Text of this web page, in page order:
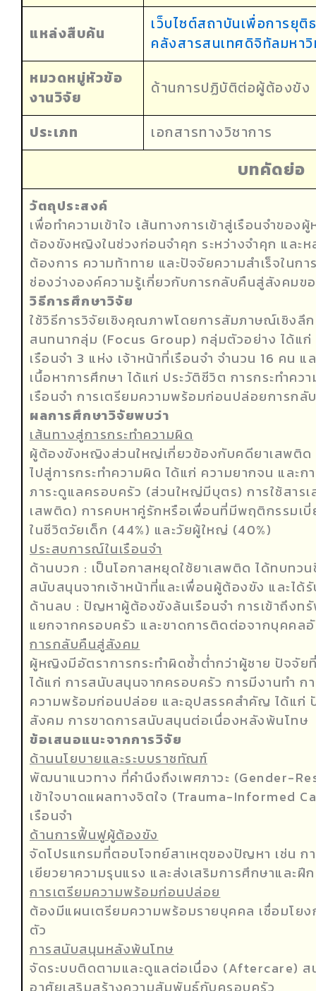
แหล่งสืบค้น
เว็บไซต์สถาบันเพื่อการยุติ
คลังสารสนเทศดิจิทัลมหาวิ
หมวดหมู่หัวข้อ
งานวิจัย
ด้านการปฏิบัติต่อผู้ต้องขัง
ประเภท เอกสารทางวิชาการ
บทคัดย่อ
วัตถุประสงค์
เพื่อทำความเข้าใจ เส้นทางการเข้าสู่เรือนจำข
ต้องขังหญิงในช่วงก่อนจำคุก ระหว่างจำคุก และ
ต้องการ ความท้าทาย และปัจจัยความสำเร็จในก
ช่องว่างองค์ความรู้เกี่ยวกับการกลับคืนสู่สังคมข
วิธีการศึกษาวิจัย
ใช้วิธีการวิจัยเชิงคุณภาพโดยการสัมภาษณ์เชิง
สนทนากลุ่ม (Focus Group) กลุ่มตัวอย่าง ได้แ
เรือนจำ 3 แห่ง เจ้าหน้าที่เรือนจำ จำนวน 16 คน
เนื้อหาการศึกษา ได้แก่ ประวัติชีวิต การกระทำค
เรือนจำ การเตรียมความพร้อมก่อนปล่อยการก
ผลการศึกษาวิจัยพบว่า
เส้นทางสู่การกระทำความผิด
ผู้ต้องขังหญิงส่วนใหญ่เกี่ยวข้องกับคดียาเสพติ
ไปสู่การกระทำความผิด ได้แก่ ความยากจน และ
ภาระดูแลครอบครัว (ส่วนใหญ่มีบุตร) การใช้สาร
เสพติด) การคบหาคู่รักหรือเพื่อนที่มีพฤติกรรมเ
ในชีวิตวัยเด็ก (44%) และวัยผู้ใหญ่ (40%)
ประสบการณ์ในเรือนจำ
ด้านบวก : เป็นโอกาสหยุดใช้ยาเสพติด ได้ทบทว
สนับสนุนจากเจ้าหน้าที่และเพื่อนผู้ต้องขัง และได้
ด้านลบ : ปัญหาผู้ต้องขังล้นเรือนจำ การเข้าถึงท
แยกจากครอบครัว และขาดการติดต่อจากบุคคล
การกลับคืนสู่สังคม
ผู้หญิงมีอัตราการกระทำผิดซ้ำต่ำกว่าผู้ชาย ปัจจั
ได้แก่ การสนับสนุนจากครอบครัว การมีงานทำ ก
ความพร้อมก่อนปล่อย และอุปสรรคสำคัญ ได้แก่
สังคม การขาดการสนับสนุนต่อเนื่องหลังพ้นโทษ
ข้อเสนอแนะจากการวิจัย
ด้านนโยบายและระบบราชทัณฑ์
พัฒนาแนวทาง ที่คำนึงถึงเพศภาวะ (gender-
เข้าใจบาดแผลทางจิตใจ (trauma-Informed
เรือนจำ
ด้านการฟื้นฟูผู้ต้องขัง
จัดโปรแกรมที่ตอบโจทย์สาเหตุของปัญหา เช่น
เยียวยาความรุนแรง และส่งเสริมการศึกษาและฝึ
การเตรียมความพร้อมก่อนปล่อย
ต้องมีแผนเตรียมความพร้อมรายบุคคล เชื่อมโ
ตัว
การสนับสนุนหลังพ้นโทษ
จัดระบบติดตามและดูแลต่อเนื่อง (aftercare)
อาศัยเสริมสร้างความสัมพันธ์กับครอบครัว